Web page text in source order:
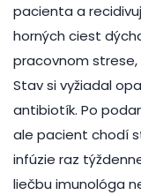
pacienta a
horných ciest
pracovnom strese,
Stav si vyžiadal
antibiotík. Po
ale pacient chodí
infúzie raz
liečbu imunológa